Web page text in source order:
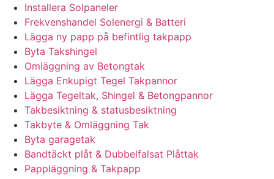
Installera Solpaneler
Frekvenshandel Solenergi & Batteri
Lägga ny papp på befintlig takpapp
Byta Takshingel
Omläggning av Betongtak
Lägga Enkupigt Tegel Takpannor
Lägga Tegeltak, Shingel & Betongpannor
Takbesiktning & statusbesiktning
Takbyte & Omläggning Tak
Byta garagetak
Bandtäckt plåt & Dubbelfalsat Plåttak
Pappläggning & Takpapp